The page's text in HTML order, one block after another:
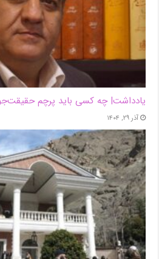
یادداشت| ‌چه کسی باید پرچم
آذر ۲۹, ۱۴۰۴